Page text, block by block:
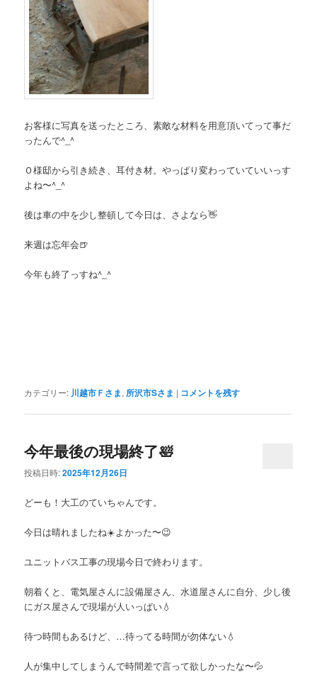
お客様に写真を送ったところ、素敵な材料を用意頂いてって事だ
ったんで^_^
Ｏ様邸から引き続き、耳付き材。やっぱり変わっていていいっす
よね〜^_^
後は車の中を少し整頓して今日は、さよなら👋
来週は忘年会🍺
今年も終了っすね^_^
カテゴリー: 川越市Ｆさま, 所沢市Sさま | コメントを残す
今年最後の現場終了🛀
投稿日時:2025年12月26日
どーも！大工のていちゃんです。
今日は晴れましたね☀️よかった〜😉
ユニットバス工事の現場今日で終わります。
朝着くと、電気屋さんに設備屋さん、水道屋さんに自分、少し後
にガス屋さんで現場が人いっぱい💧
待つ時間もあるけど、…待ってる時間が勿体ない💧
人が集中してしまうんで時間差で言って欲しかったな〜💦